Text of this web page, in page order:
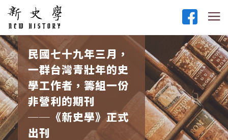
民國七十九年三月，
一群台灣青壯年的史
學工作者，籌組一份
非營利的期刊
──《新史學》正式
出刊